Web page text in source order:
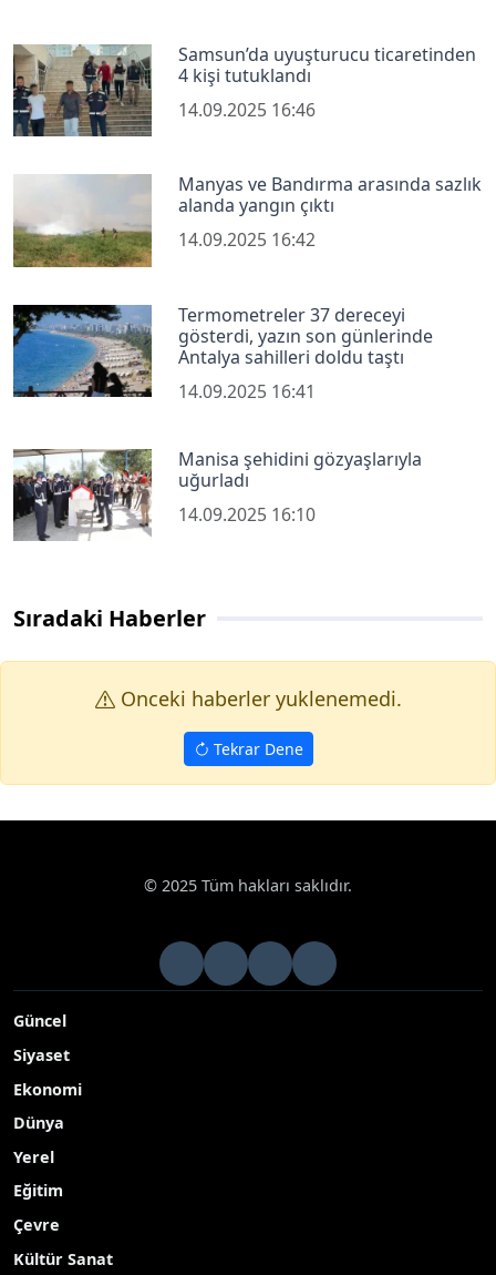
Samsun’da uyuşturucu ticaretinden
4 kişi tutuklandı
14.09.2025 16:46
Manyas ve Bandırma arasında sazlık
alanda yangın çıktı
14.09.2025 16:42
Termometreler 37 dereceyi
gösterdi, yazın son günlerinde
Antalya sahilleri doldu taştı
14.09.2025 16:41
Manisa şehidini gözyaşlarıyla
uğurladı
14.09.2025 16:10
Sıradaki Haberler
Onceki haberler yuklenemedi.
Tekrar Dene
© 2025 Tüm hakları saklıdır.
Güncel
Siyaset
Ekonomi
Dünya
Yerel
Eğitim
Çevre
Kültür Sanat